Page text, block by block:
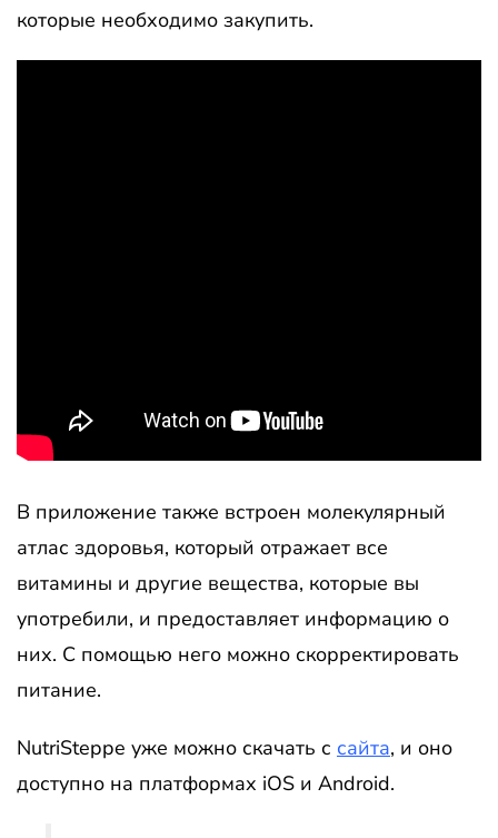
которые необходимо закупить.
В приложение также встроен молекулярный
атлас здоровья, который отражает все
витамины и другие вещества, которые вы
употребили, и предоставляет информацию о
них. С помощью него можно скорректировать
питание.
NutriSteppe уже можно скачать с сайта, и оно
доступно на платформах iOS и Android.